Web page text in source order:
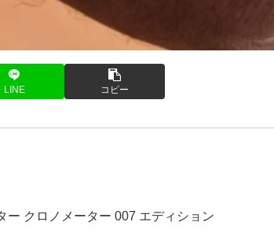
LINE コピー
ー クロノメーター 007 エディション